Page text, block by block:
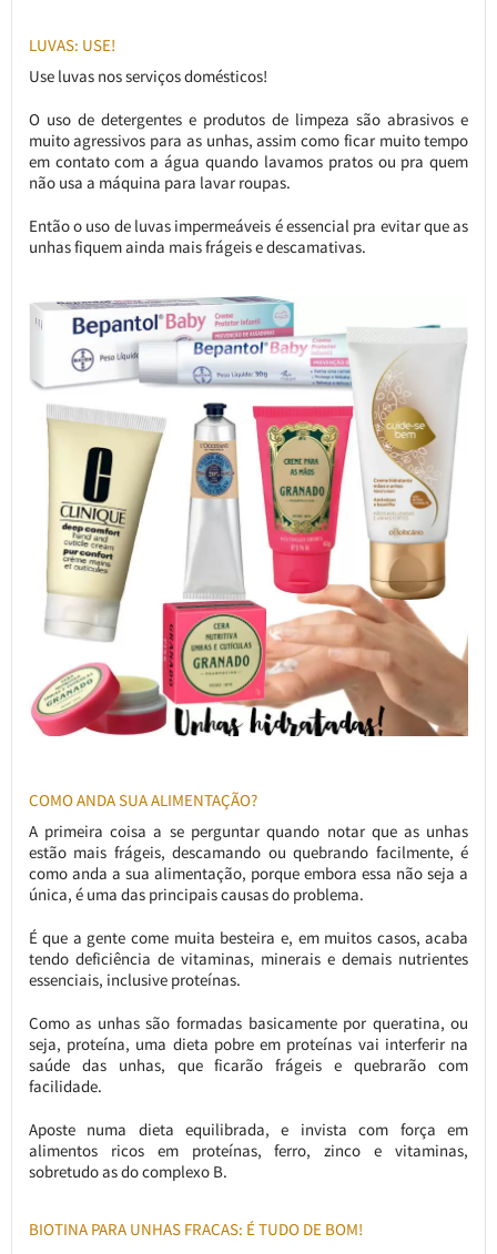
LUVAS: USE!
Use luvas nos serviços domésticos!
O uso de detergentes e produtos de limpeza são abrasivos e
muito agressivos para as unhas, assim como ficar muito tempo
em contato com a água quando lavamos pratos ou pra quem
não usa a máquina para lavar roupas.
Então o uso de luvas impermeáveis é essencial pra evitar que as
unhas fiquem ainda mais frágeis e descamativas.
COMO ANDA SUA ALIMENTAÇÃO?
A primeira coisa a se perguntar quando notar que as unhas
estão mais frágeis, descamando ou quebrando facilmente, é
como anda a sua alimentação, porque embora essa não seja a
única, é uma das principais causas do problema.
É que a gente come muita besteira e, em muitos casos, acaba
tendo deficiência de vitaminas, minerais e demais nutrientes
essenciais, inclusive proteínas.
Como as unhas são formadas basicamente por queratina, ou
seja, proteína, uma dieta pobre em proteínas vai interferir na
saúde das unhas, que ficarão frágeis e quebrarão com
facilidade.
Aposte numa dieta equilibrada, e invista com força em
alimentos ricos em proteínas, ferro, zinco e vitaminas,
sobretudo as do complexo B.
BIOTINA PARA UNHAS FRACAS: É TUDO DE BOM!